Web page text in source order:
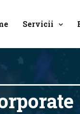
Servicii